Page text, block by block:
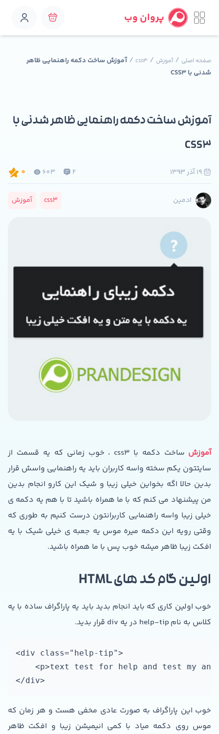
پروان وب
صفحه اصلی /آموزش /
css3
/آموزش ساخت دکمه راهنمایی ظاهر
شدنی با CSS3
2
603
0
آموزش ساخت دکمه راهنمایی ظاهر شدنی با
CSS3
ادمین css3 آموزش
آموزش
ساخت دکمه با css3 ، خوب زمانی که یه قسمت از
سایتتون یکم سخته واسه کاربران باید یه راهنمایی واسش قرار
بدین حالا اگه بخواین خیلی زیبا و شیک این کارو انجام بدین
من پیشنهاد می کنم که با ما همراه باشید تا با هم یه دکمه ی
خیلی زیبا واسه راهنمایی کاربرانتون درست کنیم به طوری که
وقتی رویه این دکمه میره موس یه جعبه ی خیلی شیک با یه
افکت زیبا ظاهر میشه خوب پس با ما همراه باشید.
اولین گام کد های HTML
خوب اولین کاری که باید انجام بدید باید یه پاراگراف ساده با یه
کلاس به نام help-tip در یه div قرار بدید.
<div class="help-tip">
<p>text test for help and test my
</div>
خوب این پاراگراف به صورت عادی مخفی هست و هر زمان که
موس روی دکمه میاد با کمی انیمیشن زیبا و افکت ظاهر